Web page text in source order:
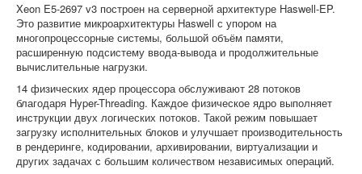
Xeon E5-2697 v3 построен на серверной архитектуре Haswell-EP.
Это развитие микроархитектуры Haswell с упором на
многопроцессорные системы, большой объём памяти,
расширенную подсистему ввода-вывода и продолжительные
вычислительные нагрузки.
14 физических ядер процессора обслуживают 28 потоков
благодаря Hyper-Threading. Каждое физическое ядро выполняет
инструкции двух логических потоков. Такой режим повышает
загрузку исполнительных блоков и улучшает производительность
в рендеринге, кодировании, архивировании, виртуализации и
других задачах с большим количеством независимых операций.